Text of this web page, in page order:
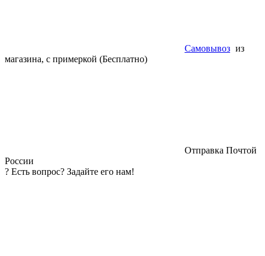
Самовывоз из
магазина, с примеркой (Бесплатно)
Отправка Почтой
России
? Есть вопрос? Задайте его нам!